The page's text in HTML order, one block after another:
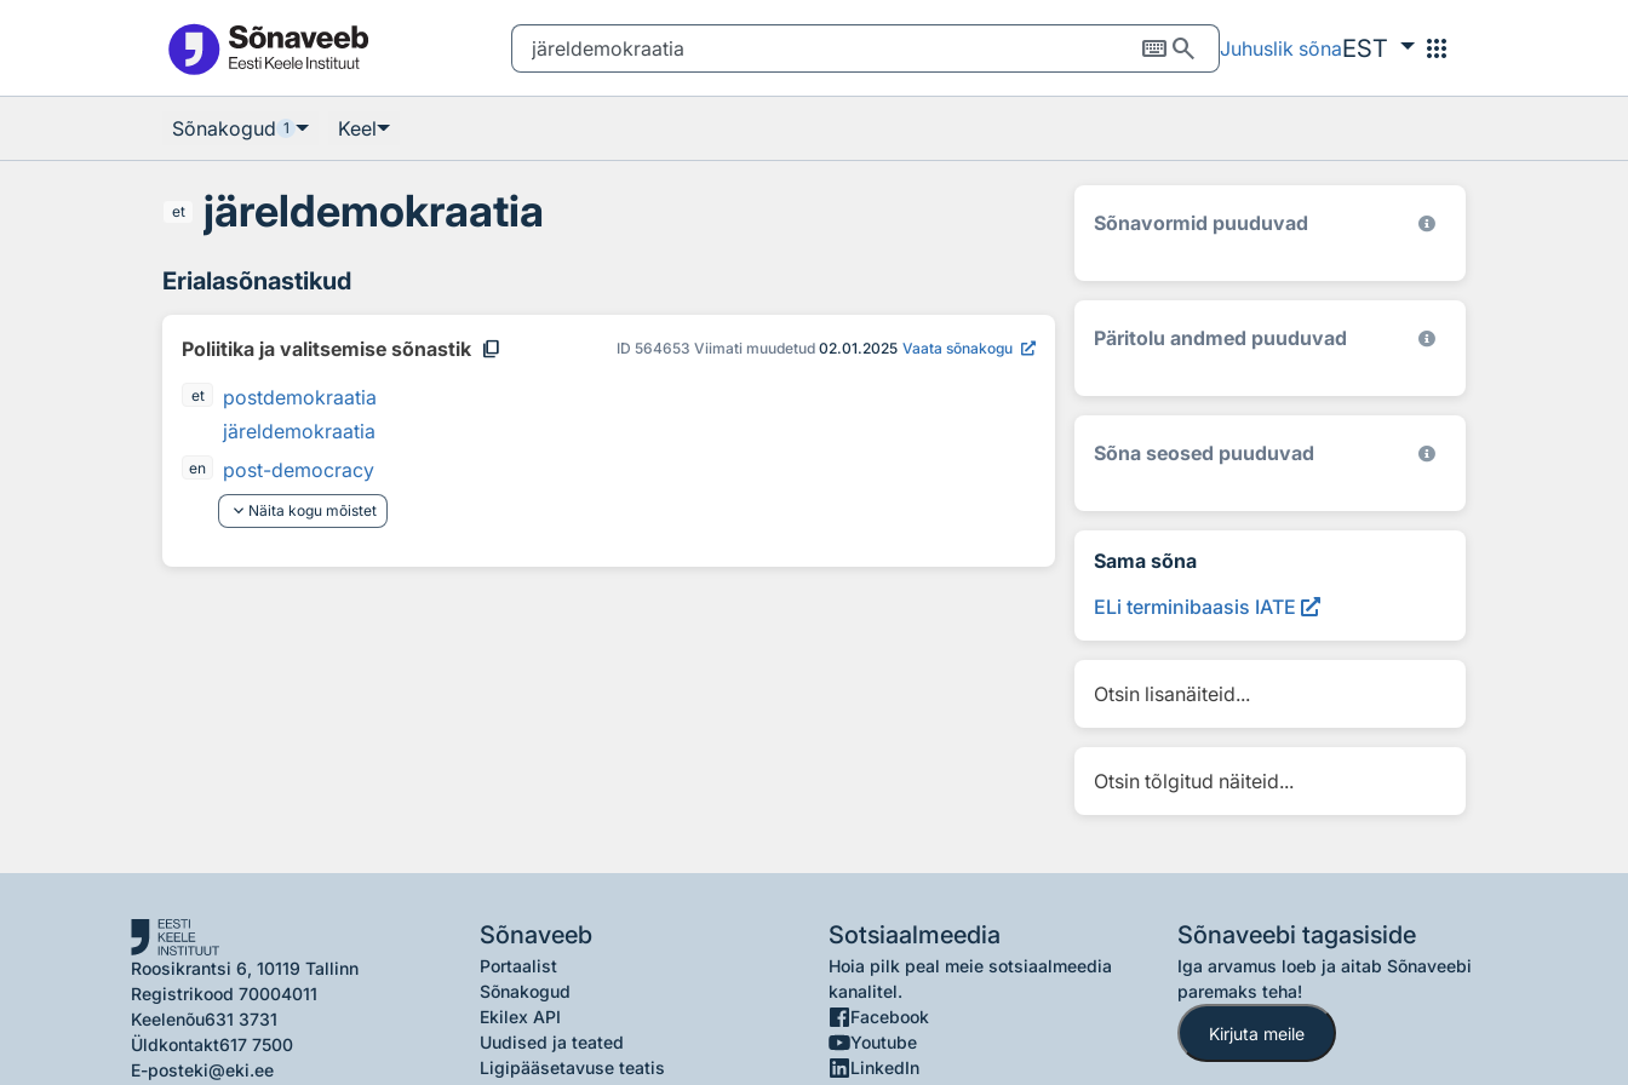
keyboardsearch Juhuslik sõnaEST apps
Sõnakogud 1 Keel
et järeldemokraatia
Erialasõnastikud
Poliitika ja valitsemise sõnastik content_copy ID 564653 Viimati muudetud 02.01.2025 Vaata sõnakogu
et
postdemokraatia
järeldemokraatia
en
post-democracy
keyboard_arrow_down Näita kogu mõistet
Sõnavormid puuduvad
Päritolu andmed puuduvad
Sõna seosed puuduvad
Sama sõna
ELi terminibaasis IATE
Otsin lisanäiteid...
Otsin tõlgitud näiteid...
Roosikrantsi 6, 10119 Tallinn
Registrikood 70004011
Keelenõu631 3731
Üldkontakt617 7500
E-posteki@eki.ee
Sõnaveeb
Portaalist
Sõnakogud
Ekilex API
Uudised ja teated
Ligipääsetavuse teatis
Sotsiaalmeedia
Hoia pilk peal meie sotsiaalmeedia
kanalitel.
Facebook
Youtube
LinkedIn
Sõnaveebi tagasiside
Iga arvamus loeb ja aitab Sõnaveebi
paremaks teha!
Kirjuta meile